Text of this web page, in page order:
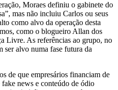
Moraes definiu o gabinete do
mas não incluiu Carlos ou seus
como alvo da operação desta
como o blogueiro Allan dos
Livre. As referências ao grupo, no
ser alvo numa fase futura da
de que empresários financiam de
news e conteúdo de ódio